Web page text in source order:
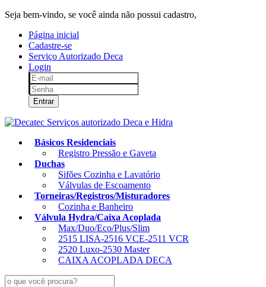
Seja bem-vindo, se você ainda não possui cadastro,
Página inicial
Cadastre-se
Serviço Autorizado Deca
Login
Entrar
Básicos Residenciais
Registro Pressão e Gaveta
Duchas
Sifões Cozinha e Lavatório
Válvulas de Escoamento
Torneiras/Registros/Misturadores
Cozinha e Banheiro
Válvula Hydra/Caixa Acoplada
Max/Duo/Eco/Plus/Slim
2515 LISA-2516 VCE-2511 VCR
2520 Luxo-2530 Master
CAIXA ACOPLADA DECA